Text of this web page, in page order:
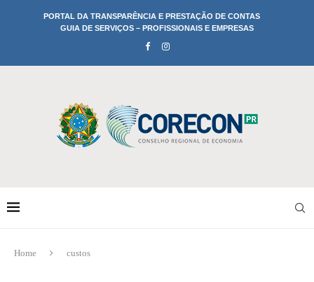
PORTAL DA TRANSPARÊNCIA E PRESTAÇÃO DE CONTAS
GUIA DE SERVIÇOS – PROFISSIONAIS E EMPRESAS
Home custos